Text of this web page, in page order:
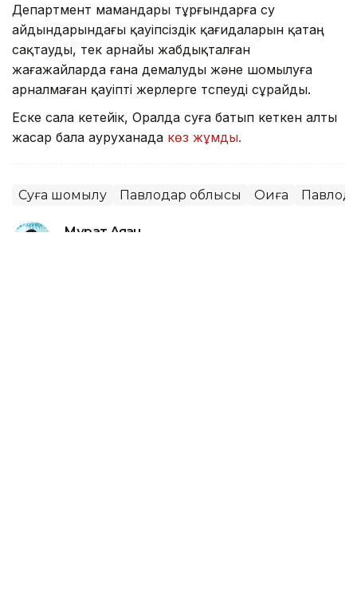
Департмент мамандары тұрғындарға су
айдындарындағы қауіпсіздік қағидаларын қатаң
сақтауды, тек арнайы жабдықталған
жағажайларда ғана демалуды және шомылуға
арналмаған қауіпті жерлерге түспеуді сұрайды.
Еске сала кетейік, Оралда суға батып кеткен алты
жасар бала ауруханада көз жұмды.
Суға шомылу Павлодар облысы Оқиға
Мұрат Аяған